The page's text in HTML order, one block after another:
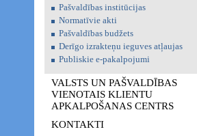
Pašvaldības institūcijas
Normatīvie akti
Pašvaldības budžets
Derīgo izrakteņu ieguves atļaujas
Publiskie e-pakalpojumi
VALSTS UN PAŠVALDĪBAS
VIENOTAIS KLIENTU
APKALPOŠANAS CENTRS
KONTAKTI